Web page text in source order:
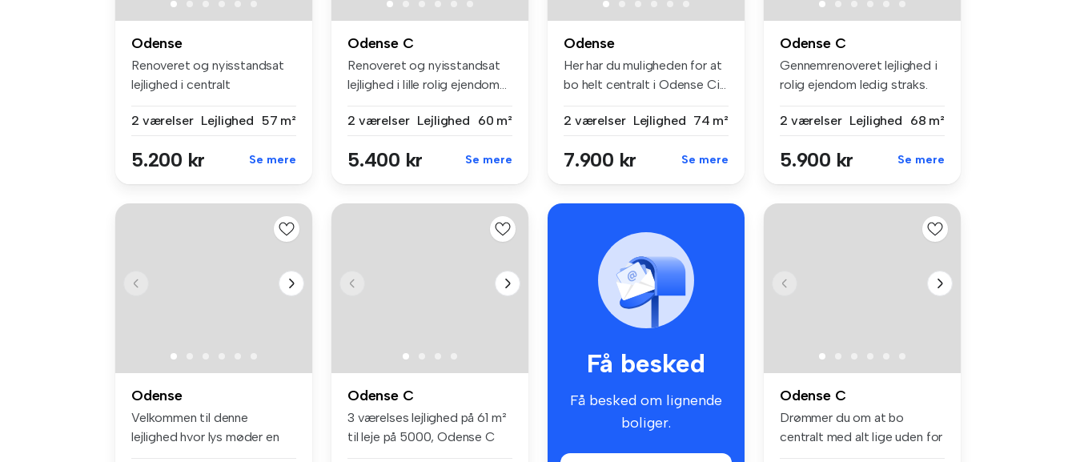
Odense
Renoveret og nyisstandsat
lejlighed i centralt
2 værelser Lejlighed 57 m²
5.200 kr Se mere
Odense C
Renoveret og nyisstandsat
lejlighed i lille rolig ejendom...
2 værelser Lejlighed 60 m²
5.400 kr Se mere
Odense
Her har du muligheden for at
bo helt centralt i Odense Ci...
2 værelser Lejlighed 74 m²
7.900 kr Se mere
Odense C
Gennemrenoveret lejlighed i
rolig ejendom ledig straks.
2 værelser Lejlighed 68 m²
5.900 kr Se mere
Odense
Velkommen til denne
lejlighed hvor lys møder en
Odense C
3 værelses lejlighed på 61 m²
til leje på 5000, Odense C
Få besked
Få besked om lignende
boliger.
Odense C
Drømmer du om at bo
centralt med alt lige uden for